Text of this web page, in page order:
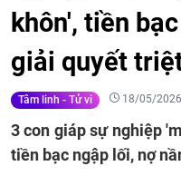
khôn', tiền
giải quyết
Tâm linh - Tử vi 18/05/
3 con giáp sự nghiệp
tiền bạc ngập lối, nợ